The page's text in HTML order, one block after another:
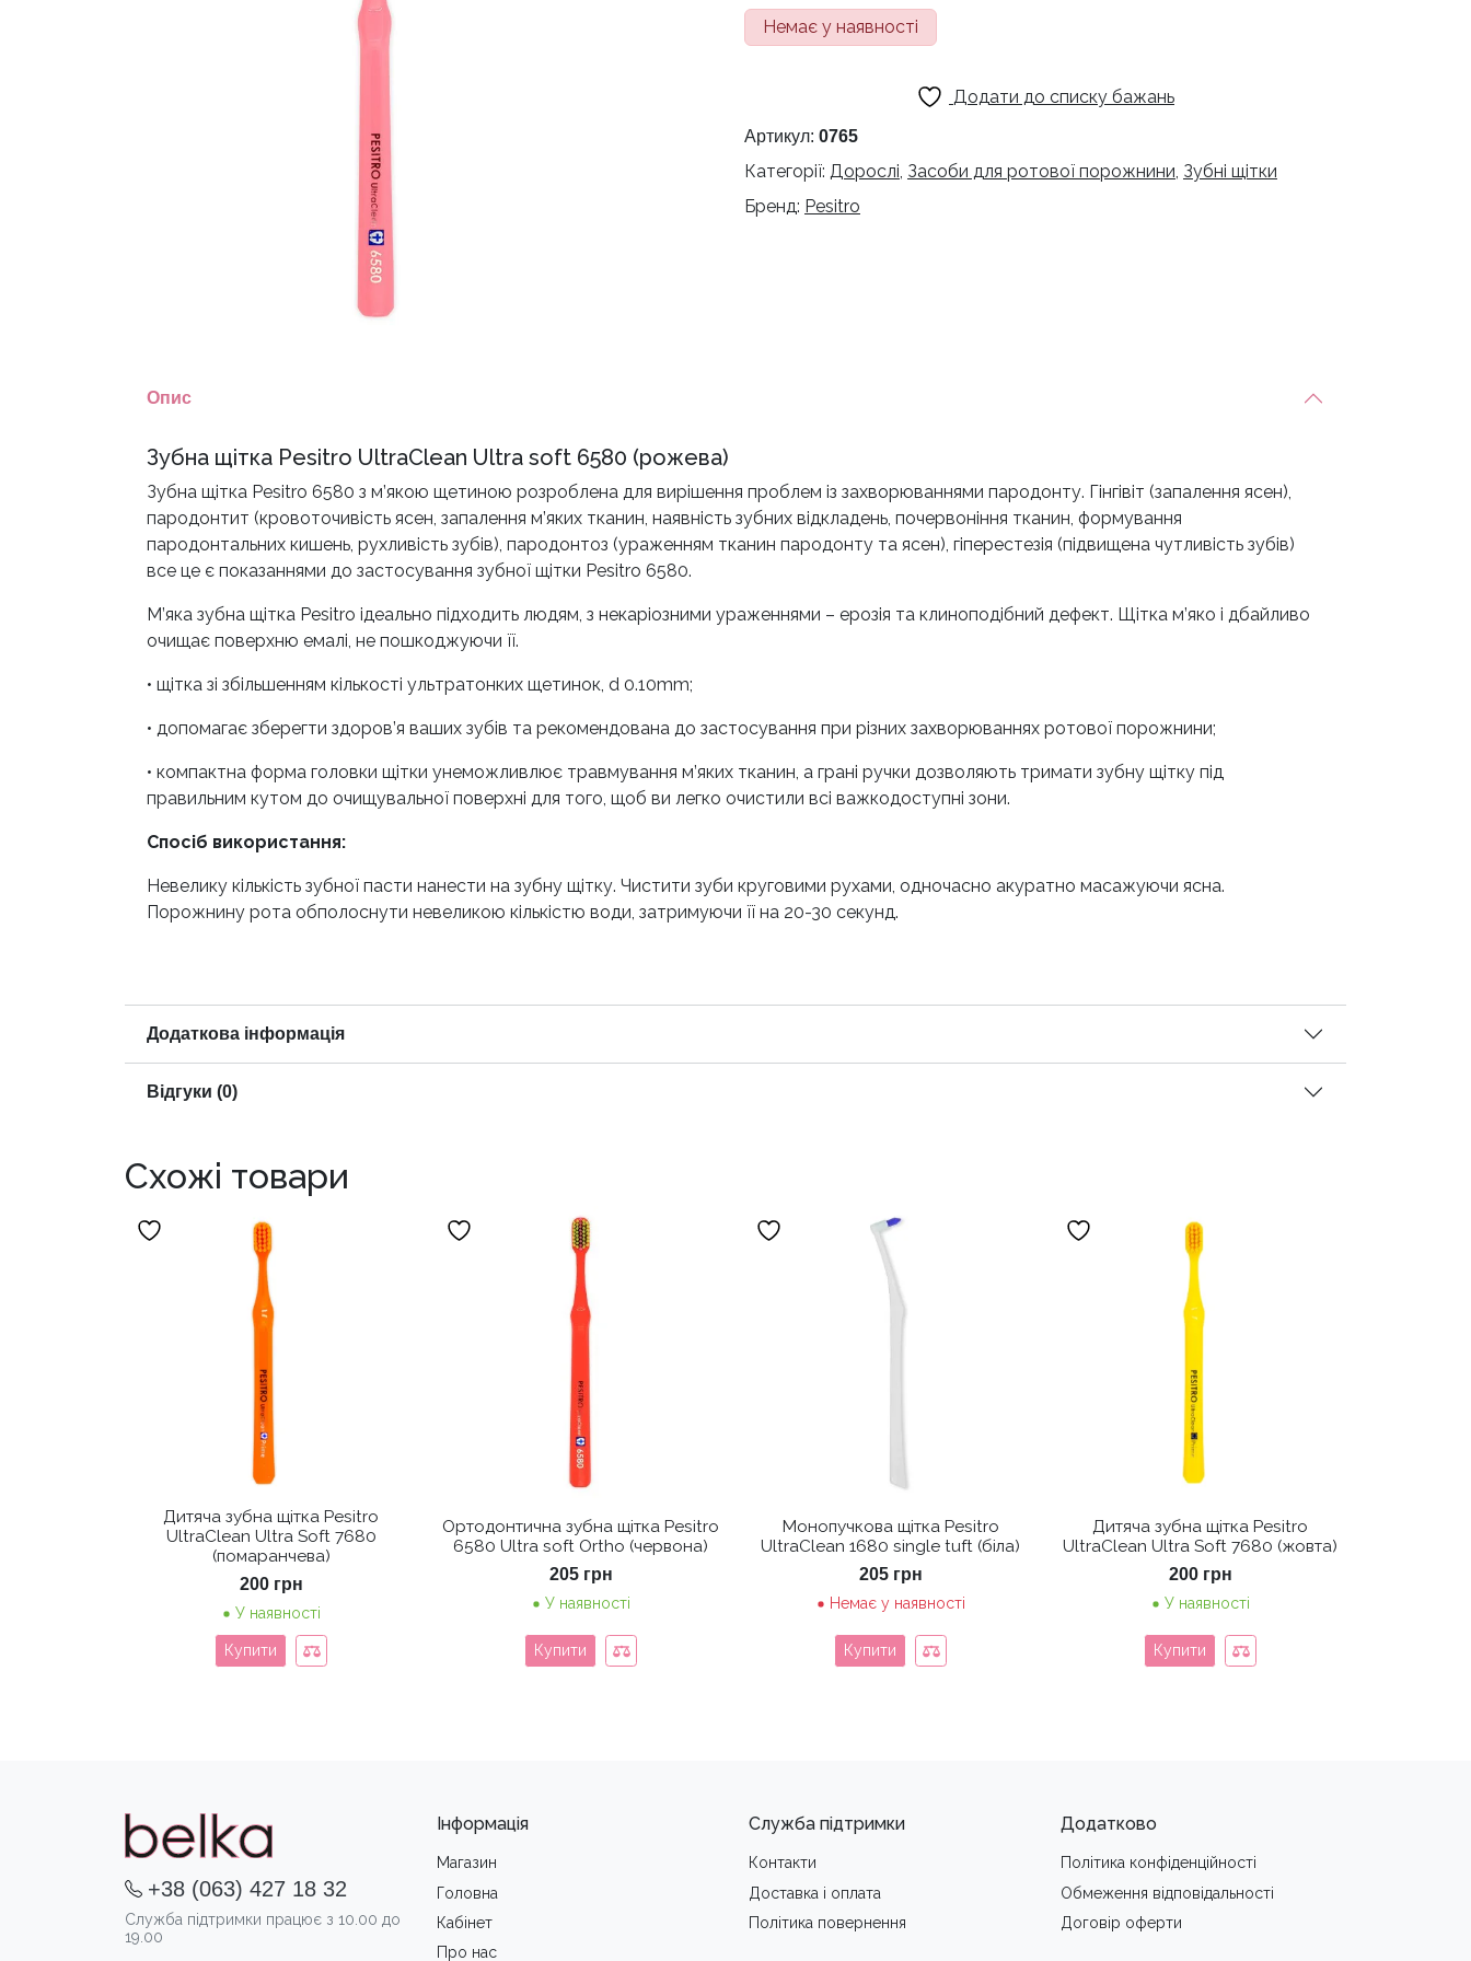
Немає у наявності
Додати до списку бажань
Артикул: 0765
Категорії: Дорослі, Засоби для ротової порожнини, Зубні щітки
Бренд: Pesitro
Опис
Зубна щітка Pesitro UltraClean Ultra soft 6580 (рожева)
Зубна щітка Pesitro 6580 з м’якою щетиною розроблена для вирішення проблем із захворюваннями пародонту. Гінгівіт (запалення ясен),
пародонтит (кровоточивість ясен, запалення м’яких тканин, наявність зубних відкладень, почервоніння тканин, формування
пародонтальних кишень, рухливість зубів), пародонтоз (ураженням тканин пародонту та ясен), гіперестезія (підвищена чутливість зубів)
все це є показаннями до застосування зубної щітки Pesitro 6580.
М’яка зубна щітка Pesitro ідеально підходить людям, з некаріозними ураженнями – ерозія та клиноподібний дефект. Щітка м’яко і дбайливо
очищає поверхню емалі, не пошкоджуючи її.
• щітка зі збільшенням кількості ультратонких щетинок, d 0.10mm;
• допомагає зберегти здоров’я ваших зубів та рекомендована до застосування при різних захворюваннях ротової порожнини;
• компактна форма головки щітки унеможливлює травмування м’яких тканин, а грані ручки дозволяють тримати зубну щітку під
правильним кутом до очищувальної поверхні для того, щоб ви легко очистили всі важкодоступні зони.
Спосіб використання:
Невелику кількість зубної пасти нанести на зубну щітку. Чистити зуби круговими рухами, одночасно акуратно масажуючи ясна.
Порожнину рота обполоснути невеликою кількістю води, затримуючи її на 20-30 секунд.
Додаткова інформація
Відгуки (0)
Схожі товари
Дитяча зубна щітка Pesitro
UltraClean Ultra Soft 7680
(помаранчева)
200 грн
У наявності
Купити
Ортодонтична зубна щітка Pesitro
6580 Ultra soft Ortho (червона)
205 грн
У наявності
Купити
Монопучкова щітка Pesitro
UltraClean 1680 single tuft (біла)
205 грн
Немає у наявності
Купити
Дитяча зубна щітка Pesitro
UltraClean Ultra Soft 7680 (жовта)
200 грн
У наявності
Купити
+38 (063) 427 18 32
Служба підтримки працює з 10.00 до
19.00
Служба підтримки
Контакти
Доставка i оплата
Політика повернення
Інформація
Магазин
Головна
Кабінет
Про нас
Додатково
Політика конфіденційності
Обмеження вiдповiдальностi
Договір оферти